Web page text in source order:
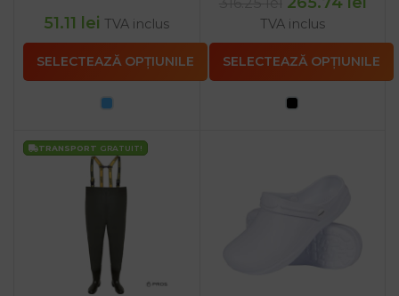
51.11 lei TVA inclus
SELECTEAZĂ OPȚIUNILE
TVA inclus
SELECTEAZĂ OPȚIUNILE
TRANSPORT GRATUIT!